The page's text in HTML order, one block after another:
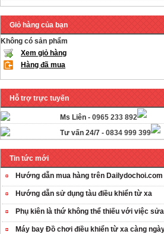
Giỏ hàng của bạn
Không có sản phẩm
Xem giỏ hàng
Hàng đã mua
Hỗ trợ trực tuyến
Ms Liên - 0965 233 892
Tư vấn 24/7 - 0834 999 399
Tin tức mới
Hướng dẫn mua hàng trên Dailydochoi.com
Hướng dẫn sử dụng tàu điều khiển từ xa
Phụ kiên là thứ không thể thiếu với việc
Máy bay Đồ chơi điều khiển từ xa càng
OT35 robot lắp
...
259.000 VNĐ
OT36 oto mô hình
đơn giản có ...
75.000 VNĐ